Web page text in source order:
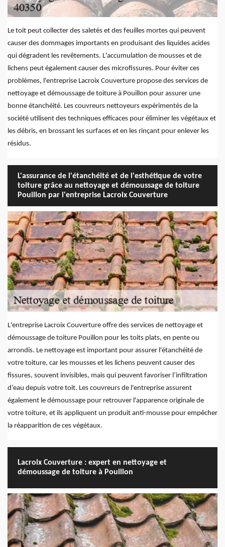
Le toit peut collecter des saletés et des feuilles mortes qui peuvent
causer des dommages importants en produisant des liquides acides
qui dégradent les revêtements. L'accumulation de mousses et de
lichens peut également causer des microfissures. Pour éviter ces
problèmes, l'entreprise Lacroix Couverture propose des services de
nettoyage et démoussage de toiture à Pouillon pour assurer une
bonne étanchéité. Les couvreurs nettoyeurs expérimentés de la
société utilisent des techniques efficaces pour éliminer les végétaux et
les débris, en brossant les surfaces et en les rinçant pour enlever les
résidus.
L'assurance de l'étanchéité et de l'esthétique de votre
toiture grâce au nettoyage et démoussage de toiture
Pouillon par l'entreprise Lacroix Couverture
L'entreprise Lacroix Couverture offre des services de nettoyage et
démoussage de toiture Pouillon pour les toits plats, en pente ou
arrondis. Le nettoyage est important pour assurer l'étanchéité de
votre toiture, car les mousses et les lichens peuvent causer des
fissures, souvent invisibles, mais qui peuvent favoriser l’infiltration
d’eau depuis votre toit. Les couvreurs de l'entreprise assurent
également le démoussage pour retrouver l'apparence originale de
votre toiture, et ils appliquent un produit anti-mousse pour empêcher
la réapparition de ces végétaux.
Lacroix Couverture : expert en nettoyage et
démoussage de toiture à Pouillon